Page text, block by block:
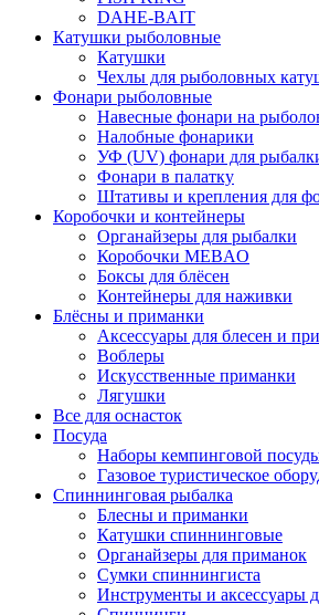
DAHE-BAIT
Катушки рыболовные
Катушки
Чехлы для рыболовных
Фонари рыболовные
Навесные фонари на
Налобные фонарики
УФ (UV) фонари для
Фонари в палатку
Штативы и крепления для
Коробочки и контейнеры
Органайзеры для рыбалки
Коробочки MEBAO
Боксы для блёсен
Контейнеры для наживки
Блёсны и приманки
Аксессуары для блесен и
Воблеры
Искусственные приманки
Лягушки
Все для оснасток
Посуда
Наборы кемпинговой
Газовое туристическое
Спиннинговая рыбалка
Блесны и приманки
Катушки спиннинговые
Органайзеры для приманок
Сумки спиннингиста
Инструменты и аксессуары